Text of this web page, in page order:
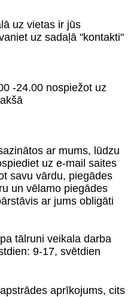
uz vietas ir jūs
uz sadaļā "kontakti"
-24.00 nospiežot uz
ar mums, lūdzu
uz e-mail saites
savu vārdu, piegādes
un vēlamo piegādes
ar jums obligāti
tālruni veikala darba
9-17, svētdien
aprīkojums, cits